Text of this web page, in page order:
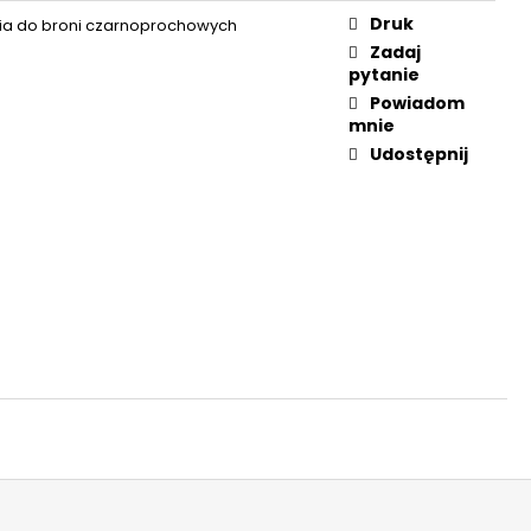
do broni czarnoprochowych
Druk
Zadaj
pytanie
Powiadom
mnie
Udostępnij
DO REWOLWERÓW